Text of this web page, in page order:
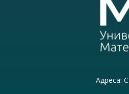
Адреса: